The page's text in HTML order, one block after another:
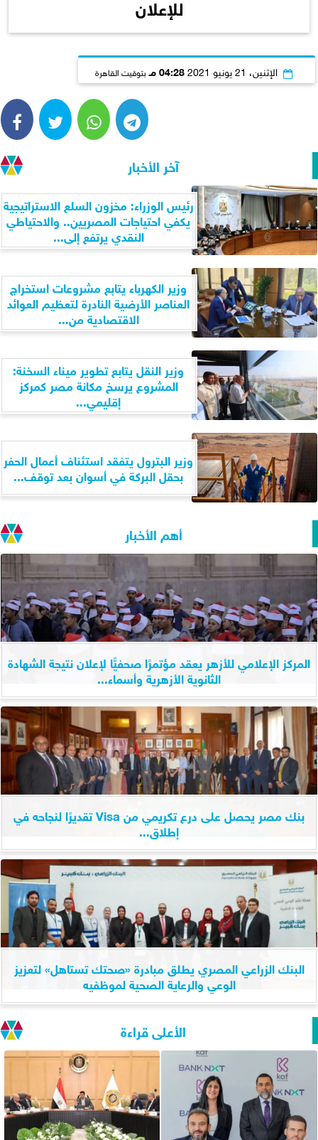
للإعلان
الإثنين، 21 يونيو 2021 04:28 مـ بتوقيت القاهرة
آخر الأخبار
رئيس الوزراء: مخزون السلع الاستراتيجية
يكفي احتياجات المصريين.. والاحتياطي
النقدي يرتفع إلى...
وزير الكهرباء يتابع مشروعات استخراج
العناصر الأرضية النادرة لتعظيم العوائد
الاقتصادية من...
وزير النقل يتابع تطوير ميناء السخنة:
المشروع يرسخ مكانة مصر كمركز
إقليمي...
وزير البترول يتفقد استئناف أعمال الحفر
بحقل البركة في أسوان بعد توقف...
أهم الأخبار
المركز الإعلامي للأزهر يعقد مؤتمرًا صحفيًّا لإعلان نتيجة الشهادة
الثانوية الأزهرية وأسماء...
بنك مصر يحصل على درع تكريمي من Visa تقديرًا لنجاحه في
إطلاق...
البنك الزراعي المصري يطلق مبادرة «صحتك تستاهل» لتعزيز
الوعي والرعاية الصحية لموظفيه
الأعلى قراءة